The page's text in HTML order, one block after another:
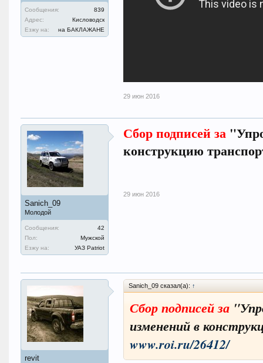
Сообщения:
839
Адрес:
Кисловодск
Езжу на:
на БАКЛАЖАНЕ
29 июн 2016
Sanich_09
Молодой
Сообщения:
42
Пол:
Мужской
Езжу на:
УАЗ Patriot
Сбор подписей за
конструкцию
29 июн 2016
revit
Sanich_09 сказал(а): ↑
Сбор подписей за
изменений в
www.roi.ru/26412/